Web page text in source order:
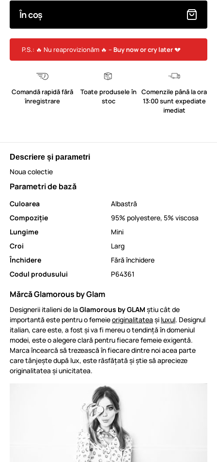
În coș
P.S.: 🔥 Nu reaprovizionăm 🔥 – Buy now or cry later💔
Comandă rapidă fără
înregistrare
Toate produsele în
stoc
Comenzile până la ora
13:00 sunt expediate
imediat
Descriere și parametri
Noua colectie
Parametri de bază
Culoarea
Albastră
Compoziție
95% polyestere, 5% viscosa
Lungime
Mini
Croi
Larg
Închidere
Fără închidere
Codul produsului
P64361
Mărcă Glamorous by Glam
Designerii italieni de la Glamorous by GLAM știu cât de
importantă este pentru o femeieoriginalitatea și luxul. Designul
italian, care este, a fost și va fi mereu o tendință în domeniul
modei, este o alegere clară pentru fiecare femeie exigentă.
Marca încearcă să trezească în fiecare dintre noi acea parte
care tânjește după lux, este răsfățată și știe să aprecieze
originalitatea și unicitatea.